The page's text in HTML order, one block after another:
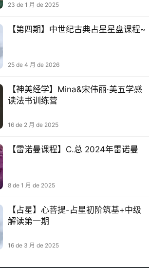
23 de 1 月 de 2025
【第四期】中世纪古典占星星盘课程~
25 de 4 月 de 2026
【神美经‬学】Mina&宋伟丽·美五学‬感
读法书‬训练营
16 de 2 月 de 2025
【雷诺曼课程】C.总 2024年雷诺曼
8 de 1 月 de 2025
【占星】心菩提-占星初阶筑基+中级
解读第一期
16 de 3 月 de 2025